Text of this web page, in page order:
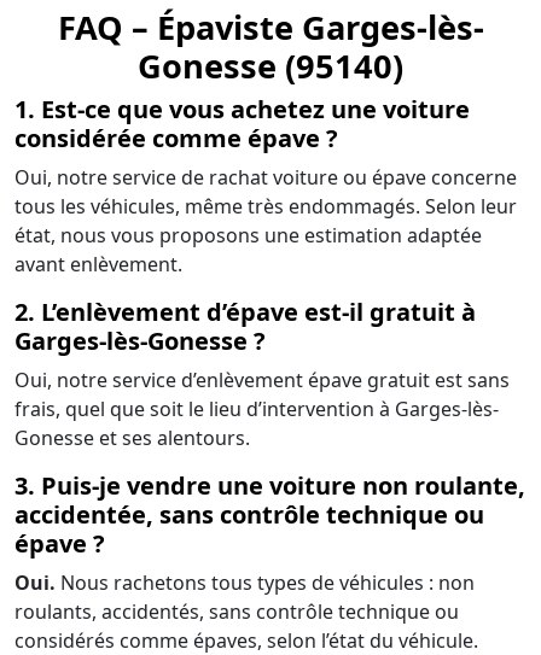
FAQ – Épaviste Garges-lès-
Gonesse (95140)
1. Est-ce que vous achetez une voiture
considérée comme épave ?
Oui, notre service de rachat voiture ou épave concerne
tous les véhicules, même très endommagés. Selon leur
état, nous vous proposons une estimation adaptée
avant enlèvement.
2. L’enlèvement d’épave est-il gratuit à
Garges-lès-Gonesse ?
Oui, notre service d’enlèvement épave gratuit est sans
frais, quel que soit le lieu d’intervention à Garges-lès-
Gonesse et ses alentours.
3. Puis-je vendre une voiture non roulante,
accidentée, sans contrôle technique ou
épave ?
Oui. Nous rachetons tous types de véhicules : non
roulants, accidentés, sans contrôle technique ou
considérés comme épaves, selon l’état du véhicule.